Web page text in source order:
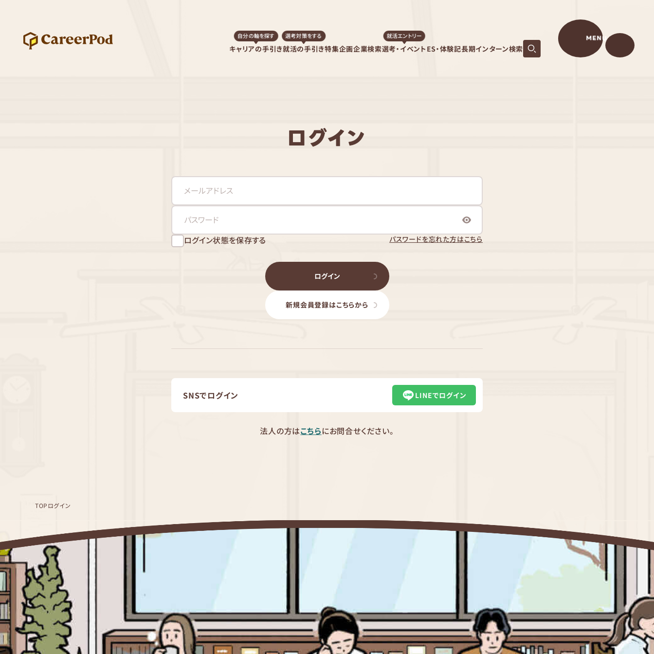
キャリアの手引き
自分の軸を探す
就活の手引き
選考対策をする
特集企画企業検索選考・イベント
就活エントリー
ES・体験記長期インターン検索
MENU
ログイン
ログイン状態を保存する パスワードを忘れた方はこちら
ログイン
新規会員登録はこちらから
SNSでログイン LINEでログイン
法人の方はこちらにお問合せください。
TOPログイン